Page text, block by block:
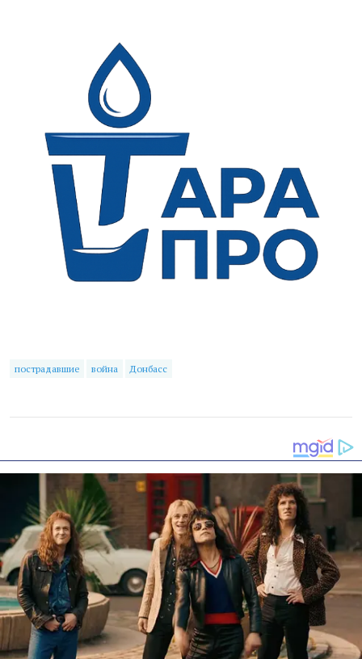
пострадавшие война Донбасс